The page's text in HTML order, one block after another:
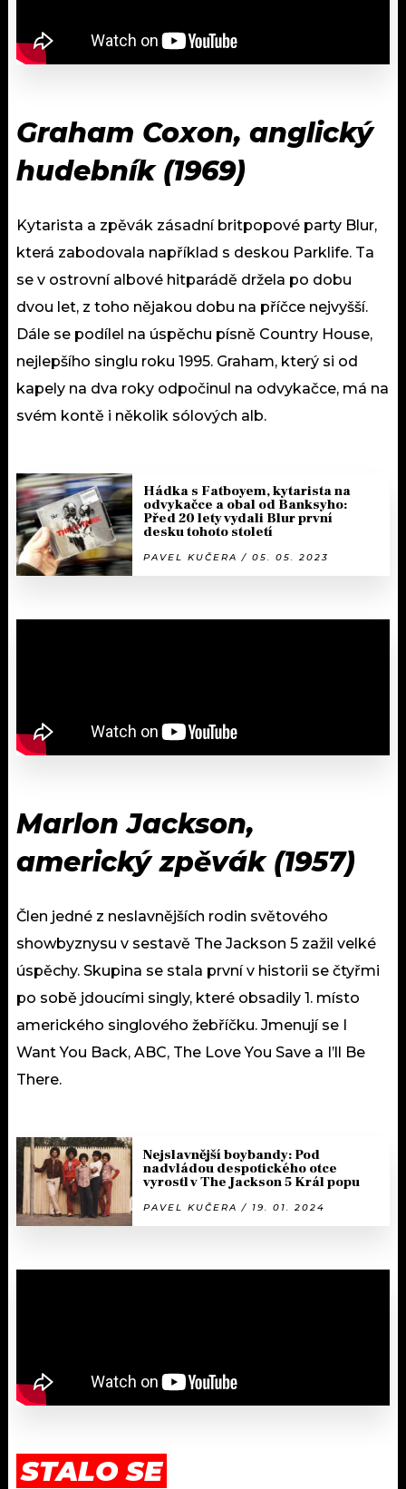
Graham Coxon, anglický
hudebník (1969)
Kytarista a zpěvák zásadní britpopové party Blur,
která zabodovala například s deskou Parklife. Ta
se v ostrovní albové hitparádě držela po dobu
dvou let, z toho nějakou dobu na příčce nejvyšší.
Dále se podílel na úspěchu písně Country House,
nejlepšího singlu roku 1995. Graham, který si od
kapely na dva roky odpočinul na odvykačce, má na
svém kontě i několik sólových alb.
Hádka s Fatboyem, kytarista na
odvykačce a obal od Banksyho:
Před 20 lety vydali Blur první
desku tohoto století
PAVEL KUČERA / 05. 05. 2023
Marlon Jackson,
americký zpěvák (1957)
Člen jedné z neslavnějších rodin světového
showbyznysu v sestavě The Jackson 5 zažil velké
úspěchy. Skupina se stala první v historii se čtyřmi
po sobě jdoucími singly, které obsadily 1. místo
amerického singlového žebříčku. Jmenují se I
Want You Back, ABC, The Love You Save a I’ll Be
There.
Nejslavnější boybandy: Pod
nadvládou despotického otce
vyrostl v The Jackson 5 Král popu
PAVEL KUČERA / 19. 01. 2024
STALO SE